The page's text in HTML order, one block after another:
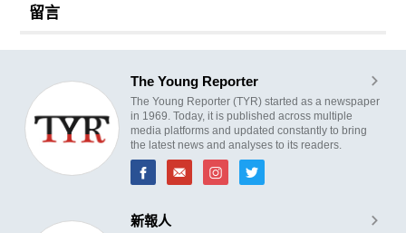
留言
The Young Reporter
The Young Reporter (TYR) started as a newspaper
in 1969. Today, it is published across multiple
media platforms and updated constantly to bring
the latest news and analyses to its readers.
新報人